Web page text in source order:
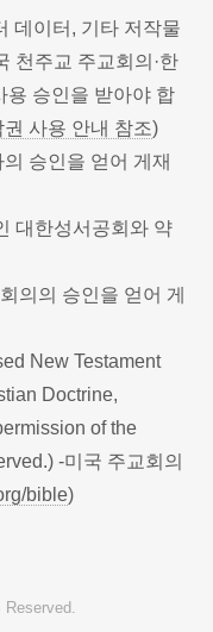
데이터, 기타 저작물
천주교 주교회의·한
용 승인을 받아야 합
사용 안내 참조)
승인을 얻어 게재
대한성서공회와 약
의의 승인을 얻어 게
New Testament
Doctrine,
of the
-미국 주교회의
bible)